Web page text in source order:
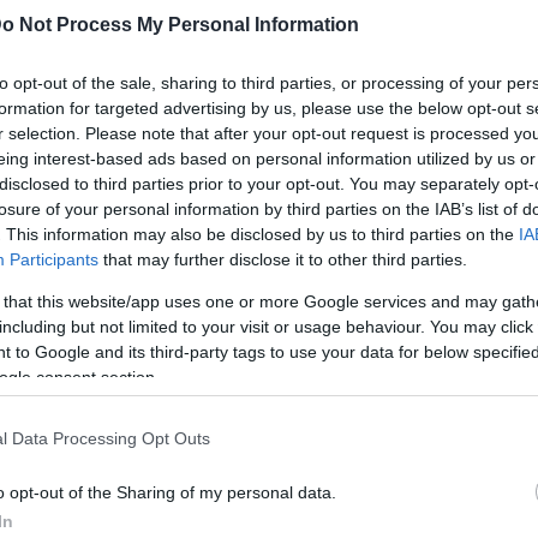
Not Process My Personal Information
opt-out of the sale, sharing to third parties, or processing of your
for targeted advertising by us, please use the below opt-out
selection. Please note that after your opt-out request is processed
interest-based ads based on personal information utilized by us
to third parties prior to your opt-out. You may separately
of your personal information by third parties on the IAB’s list of
This information may also be disclosed by us to third parties on the
Participants that may further disclose it to other third parties.
that this website/app uses one or more Google services and may
but not limited to your visit or usage behaviour. You may
to Google and its third-party tags to use your data for below
consent section.
Data Processing Opt Outs
opt-out of the Sharing of my personal data.
Stöger, az FTC vezetőedzője, aki az idézettet a
van, de arról sem szabad elfelejteni, hogy
meccse a legeredményesebb és
és bizony a szurkoló számára is.
csapat híveiről van szó.